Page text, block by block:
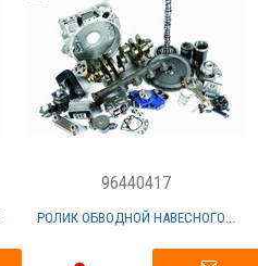
96440417
РОЛИК ОБВОДНОЙ НАВЕСНОГО...